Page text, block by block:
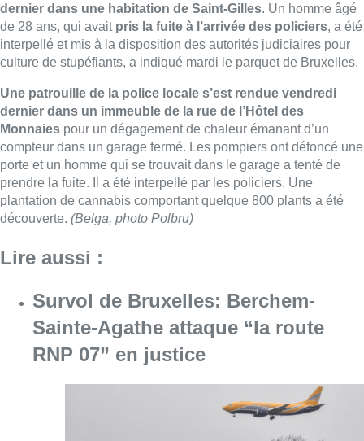
dernier dans une habitation de Saint-Gilles. Un homme âgé
de 28 ans, qui avait pris la fuite à l’arrivée des policiers, a été
interpellé et mis à la disposition des autorités judiciaires pour
culture de stupéfiants, a indiqué mardi le parquet de Bruxelles.
Une patrouille de la police locale s’est rendue vendredi
dernier dans un immeuble de la rue de l’Hôtel des
Monnaies pour un dégagement de chaleur émanant d’un
compteur dans un garage fermé. Les pompiers ont défoncé une
porte et un homme qui se trouvait dans le garage a tenté de
prendre la fuite. Il a été interpellé par les policiers. Une
plantation de cannabis comportant quelque 800 plants a été
découverte. (Belga, photo Polbru)
Lire aussi :
Survol de Bruxelles: Berchem-
Sainte-Agathe attaque “la route
RNP 07” en justice